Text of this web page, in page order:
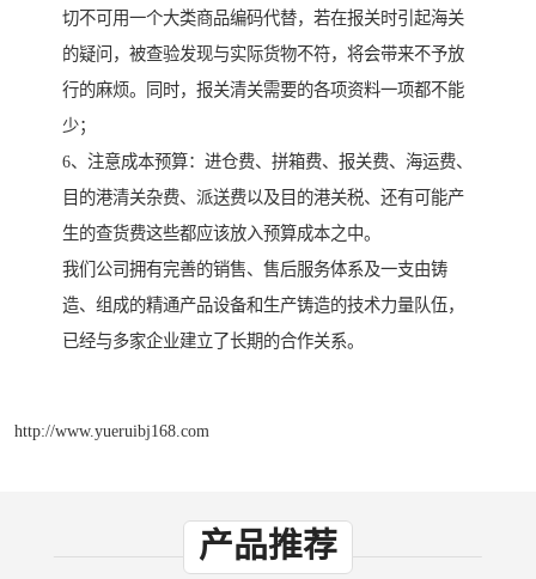
切不可用一个大类商品编码代替，若在报关时引起海关
的疑问，被查验发现与实际货物不符，将会带来不予放
行的麻烦。同时，报关清关需要的各项资料一项都不能
少；
6、注意成本预算：进仓费、拼箱费、报关费、海运费、
目的港清关杂费、派送费以及目的港关税、还有可能产
生的查货费这些都应该放入预算成本之中。
我们公司拥有完善的销售、售后服务体系及一支由铸
造、组成的精通产品设备和生产铸造的技术力量队伍，
已经与多家企业建立了长期的合作关系。
http://www.yueruibj168.com
产品推荐